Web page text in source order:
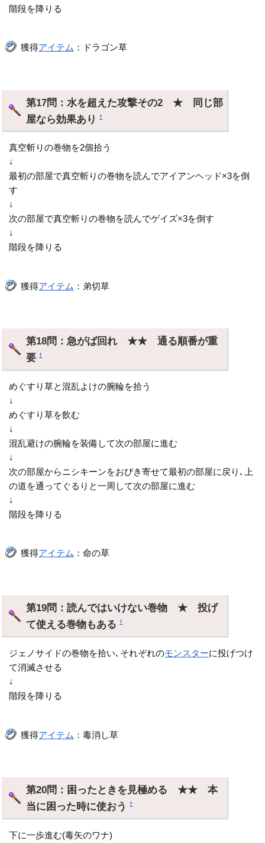
階段を降りる
獲得アイテム ：ドラゴン草
第17問：水を超えた攻撃その2 ★ 同じ部
屋なら効果あり†
真空斬りの巻物を2個拾う
↓
最初の部屋で真空斬りの巻物を読んでアイアンヘッド×3を倒
す
↓
次の部屋で真空斬りの巻物を読んでゲイズ×3を倒す
↓
階段を降りる
獲得アイテム ：弟切草
第18問：急がば回れ ★★ 通る順番が重
要†
めぐすり草と混乱よけの腕輪を拾う
↓
めぐすり草を飲む
↓
混乱避けの腕輪を装備して次の部屋に進む
↓
次の部屋からニシキーンをおびき寄せて最初の部屋に戻り､上
の道を通ってぐるりと一周して次の部屋に進む
↓
階段を降りる
獲得アイテム ：命の草
第19問：読んではいけない巻物 ★ 投げ
て使える巻物もある†
ジェノサイドの巻物を拾い､それぞれのモンスターに投げつけ
て消滅させる
↓
階段を降りる
獲得アイテム ：毒消し草
第20問：困ったときを見極める ★★ 本
当に困った時に使おう†
下に一歩進む(毒矢のワナ)